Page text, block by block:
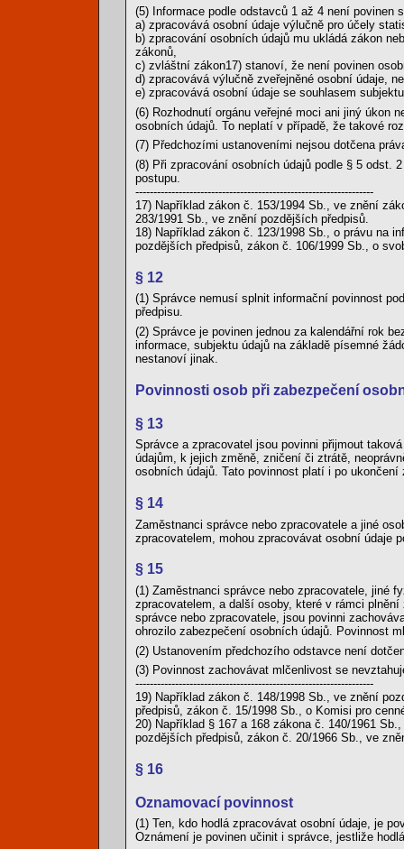
(5) Informace podle odstavců 1 až 4 není povinen
a) zpracovává osobní údaje výlučně pro účely
b) zpracování osobních údajů mu ukládá zákon
zákonů,
c) zvláštní zákon17) stanoví, že není povinen
d) zpracovává výlučně zveřejněné osobní údaje,
e) zpracovává osobní údaje se souhlasem
(6) Rozhodnutí orgánu veřejné moci ani jiný úkon
osobních údajů. To neplatí v případě, že takové
(7) Předchozími ustanoveními nejsou dotčena
(8) Při zpracování osobních údajů podle § 5 odst.
postupu.
------------------------------------------------------------------
17) Například zákon č. 153/1994 Sb., ve znění
283/1991 Sb., ve znění pozdějších předpisů.
18) Například zákon č. 123/1998 Sb., o právu na
pozdějších předpisů, zákon č. 106/1999 Sb., o
§ 12
(1) Správce nemusí splnit informační povinnost
předpisu.
(2) Správce je povinen jednou za kalendářní rok
informace, subjektu údajů na základě písemné
nestanoví jinak.
Povinnosti osob při zabezpečení
§ 13
Správce a zpracovatel jsou povinni přijmout
údajům, k jejich změně, zničení či ztrátě,
osobních údajů. Tato povinnost platí i po
§ 14
Zaměstnanci správce nebo zpracovatele a jiné
zpracovatelem, mohou zpracovávat osobní údaje
§ 15
(1) Zaměstnanci správce nebo zpracovatele, jiné
zpracovatelem, a další osoby, které v rámci
správce nebo zpracovatele, jsou povinni
ohrozilo zabezpečení osobních údajů. Povinnost
(2) Ustanovením předchozího odstavce není
(3) Povinnost zachovávat mlčenlivost se
------------------------------------------------------------------
19) Například zákon č. 148/1998 Sb., ve znění
předpisů, zákon č. 15/1998 Sb., o Komisi pro
20) Například § 167 a 168 zákona č. 140/1961
pozdějších předpisů, zákon č. 20/1966 Sb., ve
§ 16
Oznamovací povinnost
(1) Ten, kdo hodlá zpracovávat osobní údaje, je
Oznámení je povinen učinit i správce, jestliže